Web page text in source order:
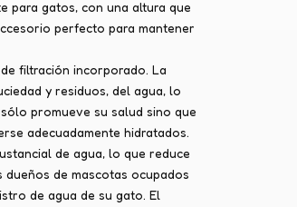
para gatos, con una altura que
perfecto para mantener
filtración incorporado. La
y residuos, del agua, lo
promueve su salud sino que
adecuadamente hidratados.
de agua, lo que reduce
de mascotas ocupados
de agua de su gato. El